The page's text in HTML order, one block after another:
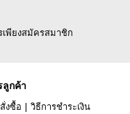
พียงสมัครสมาชิก
ลูกค้า
งซื้อ | วิธีการชำระเงิน